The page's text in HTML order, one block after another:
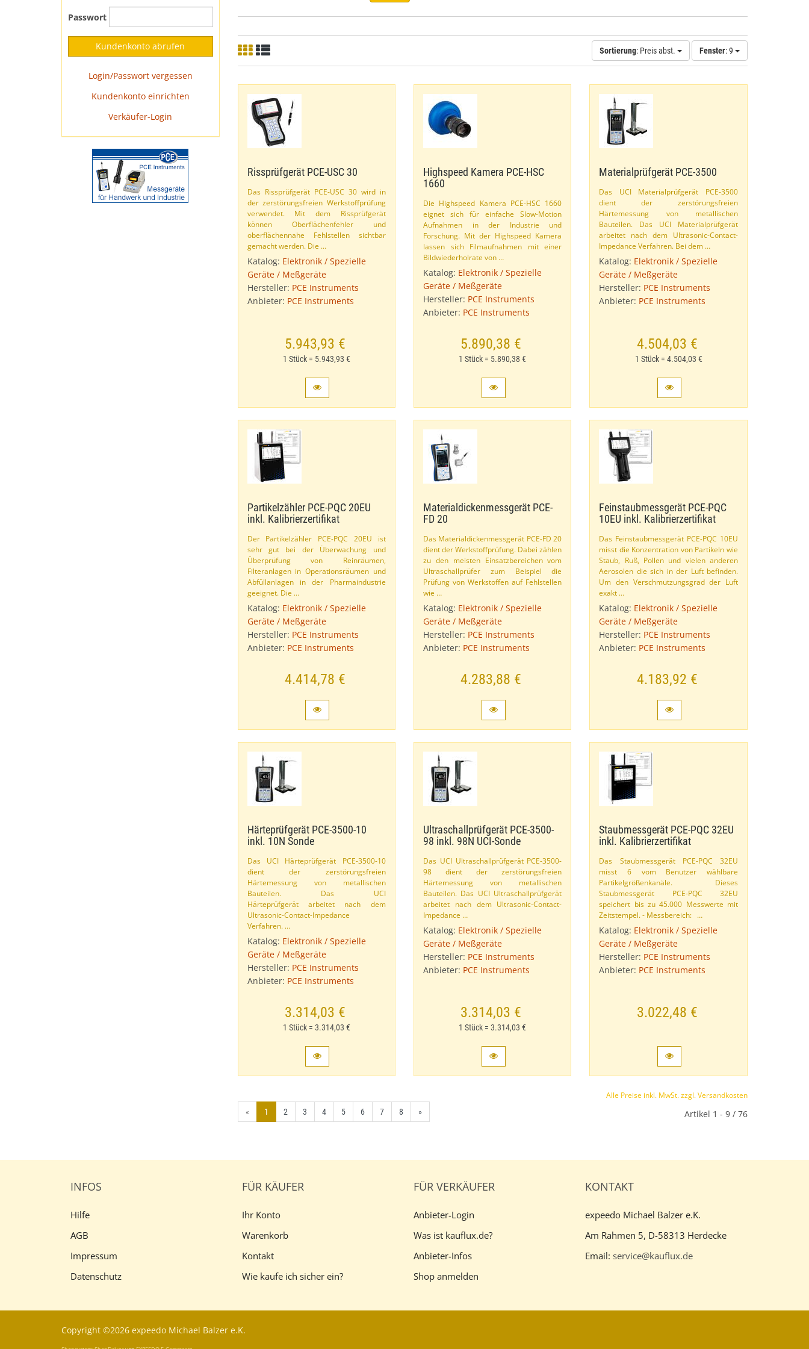
Sortierung: Preis abst. Fenster: 9
Rissprüfgerät PCE-​USC 30
Das Rissprüfgerät PCE-​USC 30 wird in
der zerstörungsfreien Werkstoffprüfung
verwendet. Mit dem Rissprüfgerät
können Oberflächenfehler und
oberflächennahe Fehlstellen sichtbar
gemacht werden. Die …
Katalog: Elektronik / Spezielle
Geräte / Meßgeräte
Hersteller: PCE Instruments
Anbieter: PCE Instruments
5.943,93 €
1 Stück = 5.943,93 €
Highspeed Kamera PCE-​HSC
1660
Die Highspeed Kamera PCE-​HSC 1660
eignet sich für einfache Slow-​Motion
Aufnahmen in der Industrie und
Forschung. Mit der Highspeed Kamera
lassen sich Filmaufnahmen mit einer
Bildwiederholrate von …
Katalog: Elektronik / Spezielle
Geräte / Meßgeräte
Hersteller: PCE Instruments
Anbieter: PCE Instruments
5.890,38 €
1 Stück = 5.890,38 €
Materialprüfgerät PCE-​3500
Das UCI Materialprüfgerät PCE-​3500
dient der zerstörungsfreien
Härtemessung von metallischen
Bauteilen. Das UCI Materialprüfgerät
arbeitet nach dem Ultrasonic-​Contact-​
Impedance Verfahren. Bei dem …
Katalog: Elektronik / Spezielle
Geräte / Meßgeräte
Hersteller: PCE Instruments
Anbieter: PCE Instruments
4.504,03 €
1 Stück = 4.504,03 €
Partikelzähler PCE-​PQC 20EU
inkl. Kalibrierzertifikat
Der Partikelzähler PCE-​PQC 20EU ist
sehr gut bei der Überwachung und
Überprüfung von Reinräumen,
Filteranlagen in Operationsräumen und
Abfüllanlagen in der Pharmaindustrie
geeignet. Die …
Katalog: Elektronik / Spezielle
Geräte / Meßgeräte
Hersteller: PCE Instruments
Anbieter: PCE Instruments
4.414,78 €
Materialdickenmessgerät PCE-​
FD 20
Das Materialdickenmessgerät PCE-​FD 20
dient der Werkstoffprüfung. Dabei zählen
zu den meisten Einsatzbereichen vom
Ultraschallprüfer zum Beispiel die
Prüfung von Werkstoffen auf Fehlstellen
wie …
Katalog: Elektronik / Spezielle
Geräte / Meßgeräte
Hersteller: PCE Instruments
Anbieter: PCE Instruments
4.283,88 €
Feinstaubmessgerät PCE-​PQC
10EU inkl. Kalibrierzertifikat
Das Feinstaubmessgerät PCE-​PQC 10EU
misst die Konzentration von Partikeln wie
Staub, Ruß, Pollen und vielen anderen
Aerosolen die sich in der Luft befinden.
Um den Verschmutzungsgrad der Luft
exakt …
Katalog: Elektronik / Spezielle
Geräte / Meßgeräte
Hersteller: PCE Instruments
Anbieter: PCE Instruments
4.183,92 €
Härteprüfgerät PCE-​3500-​10
inkl. 10N Sonde
Das UCI Härteprüfgerät PCE-​3500-​10
dient der zerstörungsfreien
Härtemessung von metallischen
Bauteilen. Das UCI
Härteprüfgerät arbeitet nach dem
Ultrasonic-​Contact-​Impedance
Verfahren. …
Katalog: Elektronik / Spezielle
Geräte / Meßgeräte
Hersteller: PCE Instruments
Anbieter: PCE Instruments
3.314,03 €
1 Stück = 3.314,03 €
Ultraschallprüfgerät PCE-​3500-​
98 inkl. 98N UCI-​Sonde
Das UCI Ultraschallprüfgerät PCE-​3500-​
98 dient der zerstörungsfreien
Härtemessung von metallischen
Bauteilen. Das UCI Ultraschallprüfgerät
arbeitet nach dem Ultrasonic-​Contact-​
Impedance …
Katalog: Elektronik / Spezielle
Geräte / Meßgeräte
Hersteller: PCE Instruments
Anbieter: PCE Instruments
3.314,03 €
1 Stück = 3.314,03 €
Staubmessgerät PCE-​PQC 32EU
inkl. Kalibrierzertifikat
Das Staubmessgerät PCE-​PQC 32EU
misst 6 vom Benutzer wählbare
Partikelgrößenkanäle. Dieses
Staubmessgerät PCE-​PQC 32EU
speichert bis zu 45.​000 Messwerte mit
Zeitstempel. - Messbereich:​ …
Katalog: Elektronik / Spezielle
Geräte / Meßgeräte
Hersteller: PCE Instruments
Anbieter: PCE Instruments
3.022,48 €
Alle Preise inkl. MwSt. zzgl. Versandkosten
«
1 2 3 4 5 6 7 8 » Artikel 1 - 9 / 76
Passwort
Login/Passwort vergessen
Kundenkonto einrichten
Verkäufer-Login
INFOS
Hilfe
AGB
Impressum
Datenschutz
FÜR KÄUFER
Ihr Konto
Warenkorb
Kontakt
Wie kaufe ich sicher ein?
FÜR VERKÄUFER
Anbieter-Login
Was ist kauflux.de?
Anbieter-Infos
Shop anmelden
KONTAKT
expeedo Michael Balzer e.K.
Am Rahmen 5, D-58313 Herdecke
Email: service@kauflux.de
Copyright ©2026 expeedo Michael Balzer e.K.